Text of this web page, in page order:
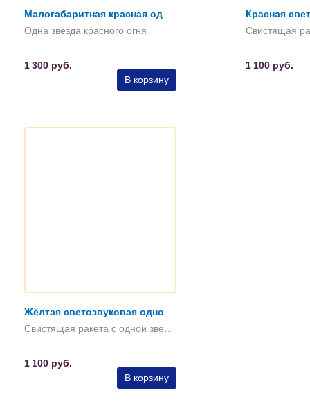
Одна звезда красного огня
1 300 руб.
В корзину
1 100 руб.
1 100 руб.
В корзину